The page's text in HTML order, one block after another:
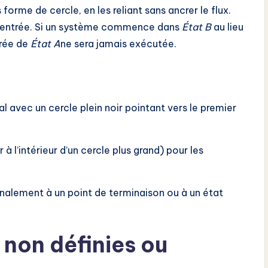
de cercle, en les reliant sans ancrer le flux.
Si un système commence dans État Bau lieu
de État Ane sera jamais exécutée.
avec un cercle plein noir pointant vers le premier
l’intérieur d’un cercle plus grand) pour les
à un point de terminaison ou à un état
définies ou